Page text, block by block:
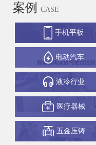
案例 CASE
手机平板
电动汽车
液冷行业
医疗器械
五金压铸